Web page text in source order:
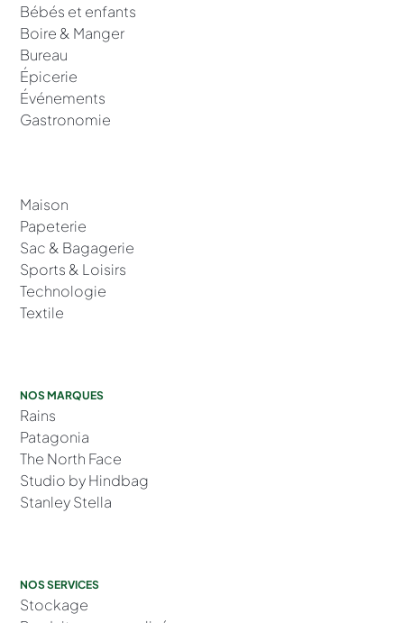
Bébés et enfants
Boire & Manger
Bureau
Épicerie
Événements
Gastronomie
Maison
Papeterie
Sac & Bagagerie
Sports & Loisirs
Technologie
Textile
NOS MARQUES
Rains
Patagonia
The North Face
Studio by Hindbag
Stanley Stella
NOS SERVICES
Stockage